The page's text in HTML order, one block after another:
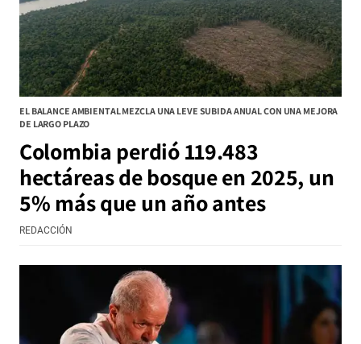
EL BALANCE AMBIENTAL MEZCLA UNA LEVE SUBIDA ANUAL CON UNA MEJORA
DE LARGO PLAZO
Colombia perdió 119.483
hectáreas de bosque en 2025, un
5% más que un año antes
REDACCIÓN